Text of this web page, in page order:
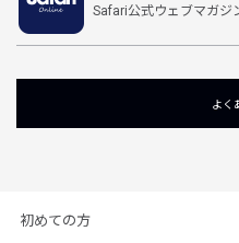
Safari公式ウェブマガジ
よく
初めての方